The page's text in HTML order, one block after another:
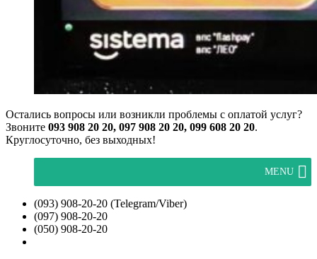
Остались вопросы или возникли проблемы с оплатой услуг?
Звоните 093 908 20 20, 097 908 20 20, 099 608 20 20.
Круглосуточно, без выходных!
MENU
(093) 908-20-20 (Telegram/Viber)
(097) 908-20-20
(050) 908-20-20